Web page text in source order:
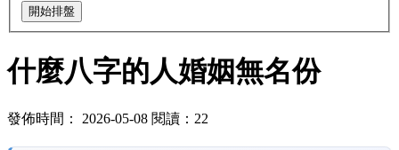
開始排盤
什麼八字的人婚姻無名份
發佈時間： 2026-05-08 閱讀：22